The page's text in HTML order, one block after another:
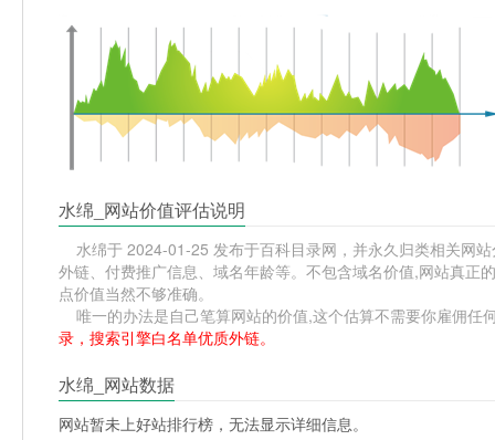
水绵_网站价值评估说明
水绵于 2024-01-25 发布于百科目录网，并永久归类相关网
外链、付费推广信息、域名年龄等。不包含域名价值,网站真
点价值当然不够准确。
唯一的办法是自己笔算网站的价值,这个估算不需要你雇佣任
录，搜索引擎白名单优质外链。
水绵_网站数据
网站暂未上好站排行榜，无法显示详细信息。